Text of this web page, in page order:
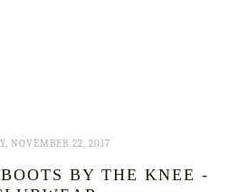
NOVEMBER 22, 2017
BY THE KNEE -